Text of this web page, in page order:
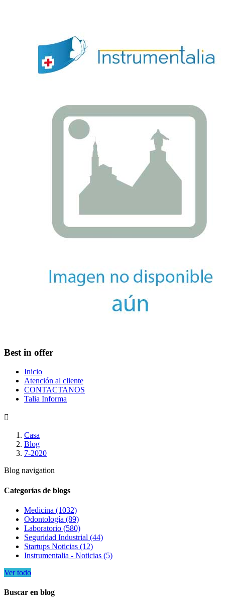
Best in offer
Inicio
Atención al cliente
CONTACTANOS
Talia Informa

Casa
Blog
7-2020
Blog navigation
Categorías de blogs
Medicina (1032)
Odontología (89)
Laboratorio (580)
Seguridad Industrial (44)
Startups Noticias (12)
Instrumentalia - Noticias (5)
Ver todo
Buscar en blog